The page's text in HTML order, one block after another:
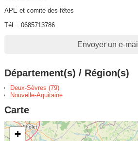
APE et comité des fêtes
Tél. : 0685713786
Envoyer un e-mail
Département(s) / Région(s)
Deux-Sèvres (79)
Nouvelle-Aquitaine
Carte
+